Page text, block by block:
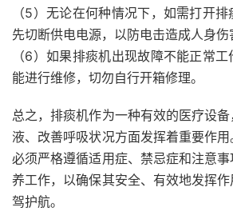
（5）无论在何种情况下，如需打开
先切断供电电源，以防电击造成人身伤
（6）如果排痰机出现故障不能正常
能进行维修，切勿自行开箱修理。
总之，排痰机作为一种有效的医疗设
液、改善呼吸状况方面发挥着重要作用
必须严格遵循适用症、禁忌症和注意
养工作，以确保其安全、有效地发挥
驾护航。